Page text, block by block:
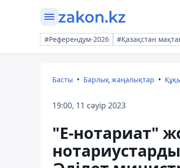
#Референдум-2026 #Қазақстан
Басты Барлық жаңалықтар
19:00, 11 сәуір 2023
"Е-нотариат"